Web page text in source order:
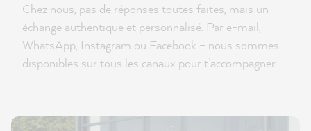
Chez nous, pas de réponses toutes faites, mais un
échange authentique et personnalisé. Par e-mail,
WhatsApp, Instagram ou Facebook – nous sommes
disponibles sur tous les canaux pour t’accompagner.